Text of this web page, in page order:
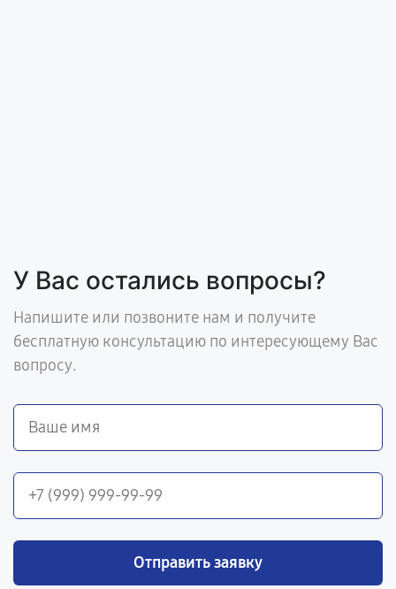
У Вас остались вопросы?
Напишите или позвоните нам и получите
бесплатную консультацию по интересующему Вас
вопросу.
Отправить заявку